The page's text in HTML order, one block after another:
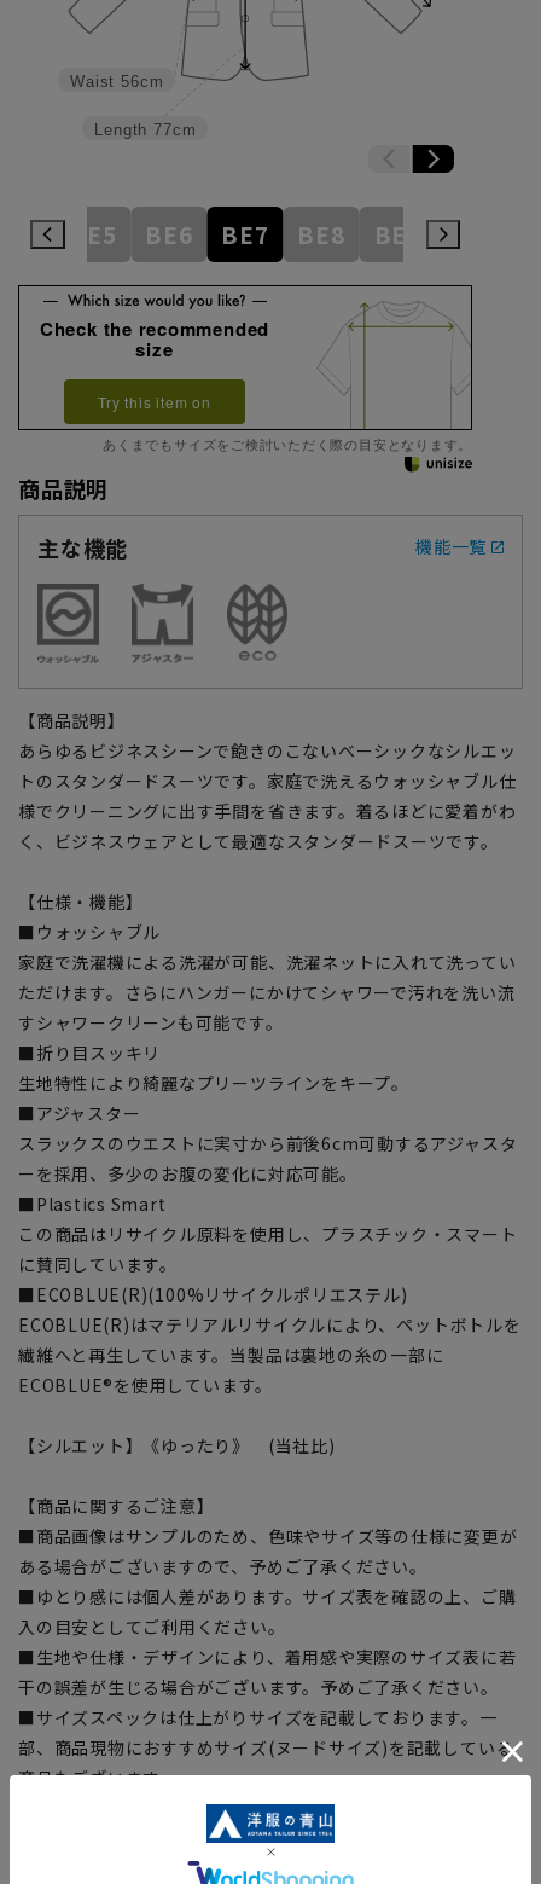
Length 77cm
Waist 56cm
BE5 BE6 BE7 BE8 BE9 BE10
Check the recommended
size
Try this item on
あくまでもサイズをご検討いただく際の目安となります。
商品説明
主な機能
機能一覧
【商品説明】
あらゆるビジネスシーンで飽きのこないベーシックなシルエッ
トのスタンダードスーツです。家庭で洗えるウォッシャブル仕
様でクリーニングに出す手間を省きます。着るほどに愛着がわ
く、ビジネスウェアとして最適なスタンダードスーツです。
【仕様・機能】
■ウォッシャブル
家庭で洗濯機による洗濯が可能、洗濯ネットに入れて洗ってい
ただけます。さらにハンガーにかけてシャワーで汚れを洗い流
すシャワークリーンも可能です。
■折り目スッキリ
生地特性により綺麗なプリーツラインをキープ。
■アジャスター
スラックスのウエストに実寸から前後6cm可動するアジャスタ
ーを採用、多少のお腹の変化に対応可能。
■Plastics Smart
この商品はリサイクル原料を使用し、プラスチック・スマート
に賛同しています。
■ECOBLUE(R)(100%リサイクルポリエステル)
ECOBLUE(R)はマテリアルリサイクルにより、ペットボトルを
繊維へと再生しています。当製品は裏地の糸の一部に
ECOBLUE®を使用しています。
【シルエット】《ゆったり》 (当社比)
【商品に関するご注意】
■商品画像はサンプルのため、色味やサイズ等の仕様に変更が
ある場合がございますので、予めご了承ください。
■ゆとり感には個人差があります。サイズ表を確認の上、ご購
入の目安としてご利用ください。
■生地や仕様・デザインにより、着用感や実際のサイズ表に若
干の誤差が生じる場合がございます。予めご了承ください。
■サイズスペックは仕上がりサイズを記載しております。一
部、商品現物におすすめサイズ(ヌードサイズ)を記載している
商品もございます。
■ブラウザやお使いのモニター環境、また撮影時の室内外の光
加減により、実際の商品と掲載画像の色味が異なる場合がござ